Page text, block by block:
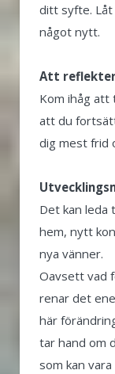
ditt syfte. Låt
något nytt.
Att
Kom ihåg att
att du
dig mest frid
Det kan
hem, nytt
nya vänner.
Oavsett vad
renar det
här
tar hand om
som kan